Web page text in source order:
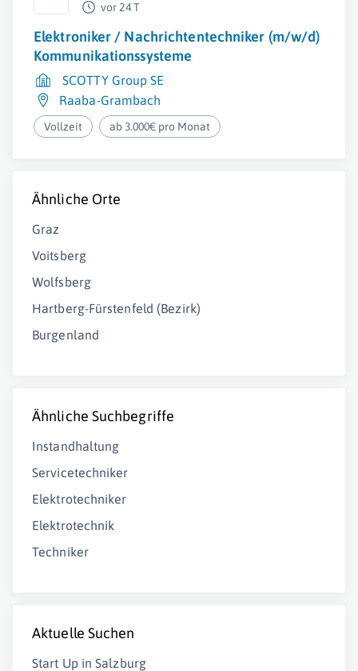
vor 24 T
Elektroniker / Nachrichtentechniker (m/w/d)
Kommunikationssysteme
SCOTTY Group SE
Raaba-Grambach
Vollzeit ab 3.000€ pro Monat
Ähnliche Orte
Graz
Voitsberg
Wolfsberg
Hartberg-Fürstenfeld (Bezirk)
Burgenland
Ähnliche Suchbegriffe
Instandhaltung
Servicetechniker
Elektrotechniker
Elektrotechnik
Techniker
Aktuelle Suchen
Start Up in Salzburg